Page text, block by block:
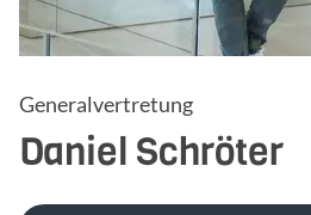
Generalvertretung
Daniel Schröter